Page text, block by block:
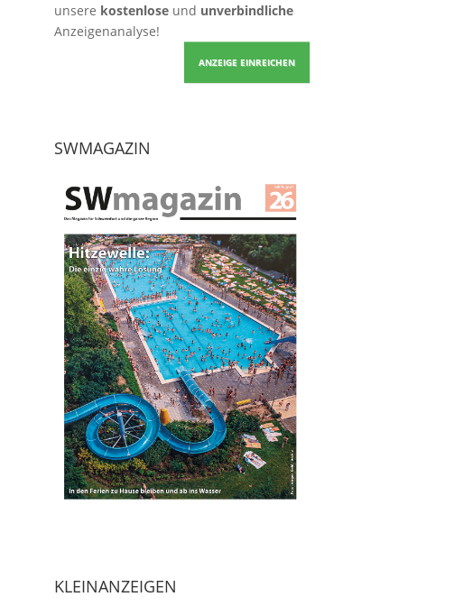
unsere kostenloseund unverbindliche
Anzeigenanalyse!
ANZEIGE EINREICHEN
SWMAGAZIN
KLEINANZEIGEN